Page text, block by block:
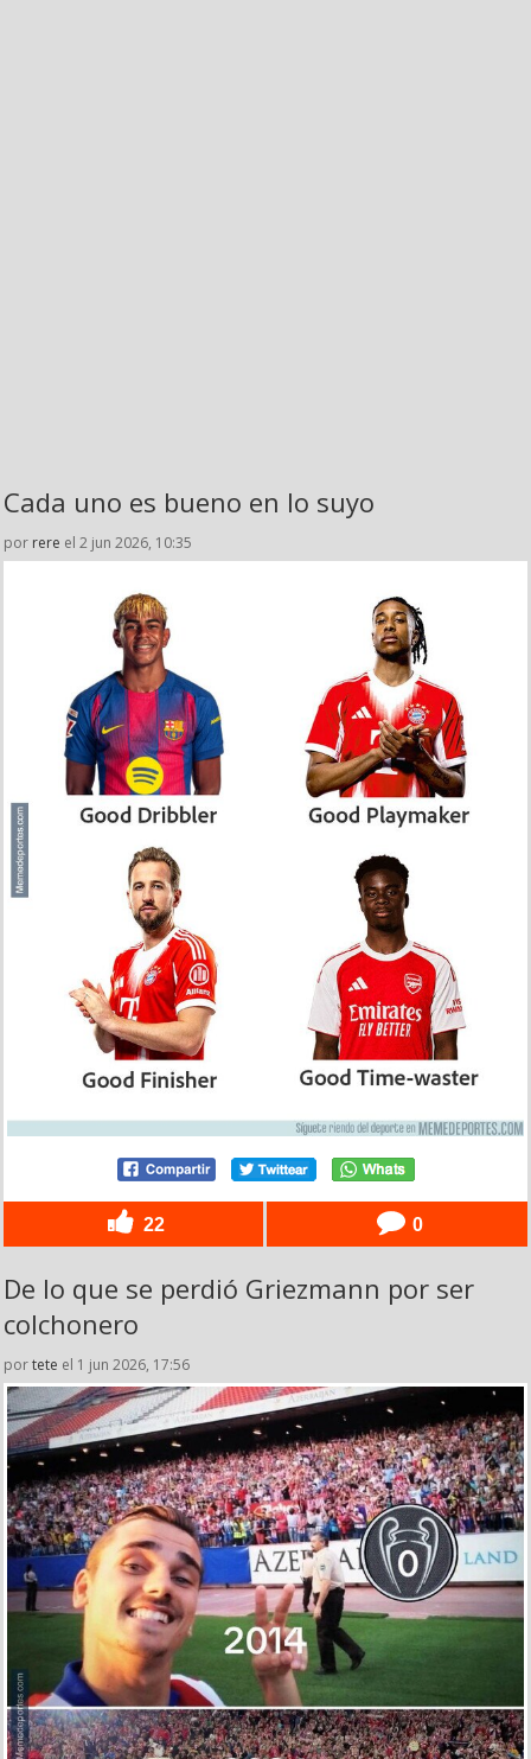
Cada uno es bueno en lo suyo
por rere el 2 jun 2026, 10:35
22 0
De lo que se perdió Griezmann por ser
colchonero
portete el 1 jun 2026, 17:56